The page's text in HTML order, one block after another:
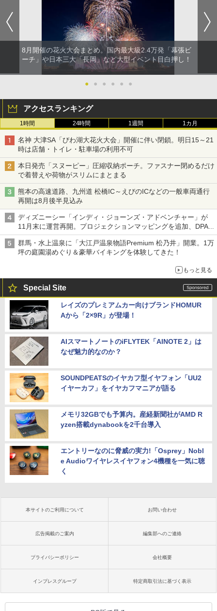
8月開催の花火大会まとめ。国内最大級2.4万発「幕張ビ
ーチ」や日本三大「長岡」など大型イベント目白押し！
● ● ● ● ● ●
アクセスランキング
1時間 24時間 1週間 1カ月
名神 大津SA「びわ湖大花火大会」開催に伴い閉鎖。明日15～21
時は店舗・トイレ・駐車場の利用不可
本日発売「スヌーピー」圧縮収納ポーチ。ファスナー閉めるだけ
で着替えや荷物がスリムにまとまる
熊本の高速道路、九州道 松橋IC～えびのICなどの一般車両通行
再開は8月後半見込み
ディズニーシー「インディ・ジョーンズ・アドベンチャー」が
11月末に運営再開。プロジェクションマッピングを追加、DPA
は1500円
群馬・水上温泉に「大江戸温泉物語Premium 松乃井」開業。1万
坪の庭園湯めぐり＆豪華バイキングを体験してきた！
もっと見る
Special Site
レイズのプレミアムカー向けブランドHOMUR
Aから「2×9R」が登場！
AIスマートノートのiFLYTEK「AINOTE 2」は
なぜ魅力的なのか？
SOUNDPEATSのイヤカフ型イヤフォン「UU2
イヤーカフ」をイヤカフマニアが語る
メモリ32GBでも予算内。産経新聞社がAMD R
yzen搭載dynabookを2千台導入
エントリーなのに脅威の実力!「Osprey」Nobl
e Audioワイヤレスイヤフォン4機種を一気に聴
く
本サイトのご利用について お問い合わせ
広告掲載のご案内 編集部へのご連絡
プライバシーポリシー 会社概要
インプレスグループ 特定商取引法に基づく表示